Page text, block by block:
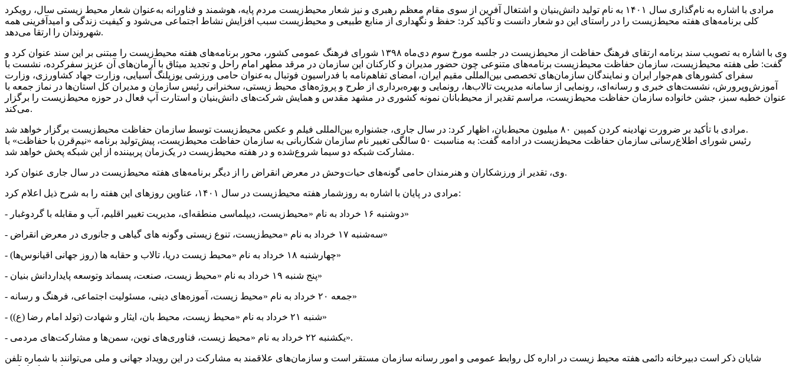
مرادی با اشاره به نام‌گذاری سال ۱۴۰۱ به نام تولید دانش‌بنیان و اشتغال آفرین از سوی مقام معظم رهبری و نیز شعار محیط‌زیست مردم پایه، هوشمند و فناورانه به‌عنوان شعار محیط زیستی سال، رویکرد
کلی برنامه‌های هفته محیط‌زیست را در راستای این دو شعار دانست و تأکید کرد: حفظ و نگهداری از منابع طبیعی و محیط‌زیست سبب افزایش نشاط اجتماعی می‌شود و کیفیت زندگی و امیدآفرینی همه
شهروندان را ارتقا می‌دهد.
وی با اشاره به تصویب سند برنامه ارتقای فرهنگ حفاظت از محیط‌زیست در جلسه مورخ سوم دی‌ماه ۱۳۹۸ شورای فرهنگ عمومی کشور، محور برنامه‌های هفته محیط‌زیست را مبتنی بر این سند عنوان کرد و
گفت: طی هفته محیط‌زیست، سازمان حفاظت محیط‌زیست برنامه‌های متنوعی چون حضور مدیران و کارکنان این سازمان در مرقد مطهر امام راحل و تجدید میثاق با آرمان‌های آن عزیز سفرکرده، نشست با
سفرای کشورهای هم‌جوار ایران و نمایندگان سازمان‌های تخصصی بین‌المللی مقیم ایران، امضای تفاهم‌نامه با فدراسیون فوتبال به‌عنوان حامی ورزشی یوزپلنگ آسیایی، وزارت جهاد کشاورزی، وزارت
آموزش‌وپرورش، نشست‌های خبری و رسانه‌ای، رونمایی از سامانه مدیریت تالاب‌ها، رونمایی و بهره‌برداری از طرح و پروژه‌های محیط زیستی، سخنرانی رئیس سازمان و مدیران کل استان‌ها در نماز جمعه با
عنوان خطبه سبز، جشن خانواده سازمان حفاظت محیط‌زیست، مراسم تقدیر از محیط‌بانان نمونه کشوری در مشهد مقدس و همایش شرکت‌های دانش‌بنیان و استارت آپ فعال در حوزه محیط‌زیست را برگزار
می‌کند.
مرادی با تأکید بر ضرورت نهادینه کردن کمپین ۸۰ میلیون محیط‌بان، اظهار کرد: در سال جاری، جشنواره بین‌المللی فیلم و عکس محیط‌زیست توسط سازمان حفاظت محیط‌زیست برگزار خواهد شد.
رئیس شورای اطلاع‌رسانی سازمان حفاظت محیط‌زیست در ادامه گفت: به مناسبت ۵۰ سالگی تغییر نام سازمان شکاربانی به سازمان حفاظت محیط‌زیست، پیش‌تولید برنامه «نیم‌قرن با حفاظت» با
مشارکت شبکه دو سیما شروع‌شده و در هفته محیط‌زیست در یک‌زمان پربیننده از این شبکه پخش خواهد شد.
وی، تقدیر از ورزشکاران و هنرمندان حامی گونه‌های حیات‌وحش در معرض انقراض را از دیگر برنامه‌های هفته محیط‌زیست در سال جاری عنوان کرد.
مرادی در پایان با اشاره به روزشمار هفته محیط‌زیست در سال ۱۴۰۱، عناوین روزهای این هفته را به شرح ذیل اعلام کرد:
- دوشنبه ۱۶ خرداد به نام «محیط‌زیست، دیپلماسی منطقه‌ای، مدیریت تغییر اقلیم، آب و مقابله با گردوغبار»
- سه‌شنبه ۱۷ خرداد به نام «محیط‌زیست، تنوع زیستی وگونه های گیاهی و جانوری در معرض انقراض»
- چهارشنبه ۱۸ خرداد به نام «محیط زیست دریا، تالاب و حقابه ها (روز جهانی اقیانوس‌ها)»
- پنج شنبه ۱۹ خرداد به نام «محیط زیست، صنعت، پسماند وتوسعه پایداردانش بنیان»
- جمعه ۲۰ خرداد به نام «محیط زیست، آموزه‌های دینی، مسئولیت اجتماعی، فرهنگ و رسانه»
- شنبه ۲۱ خرداد به نام «محیط زیست، محیط بان، ایثار و شهادت (تولد امام رضا (ع))»
- یکشنبه ۲۲ خرداد به نام «محیط زیست، فناوری‌های نوین، سمن‌ها و مشارکت‌های مردمی».
شایان ذکر است دبیرخانه دائمی هفته محیط زیست در اداره کل روابط عمومی و امور رسانه سازمان مستقر است و سازمان‌های علاقمند به مشارکت در این رویداد جهانی و ملی می‌توانند با شماره تلفن